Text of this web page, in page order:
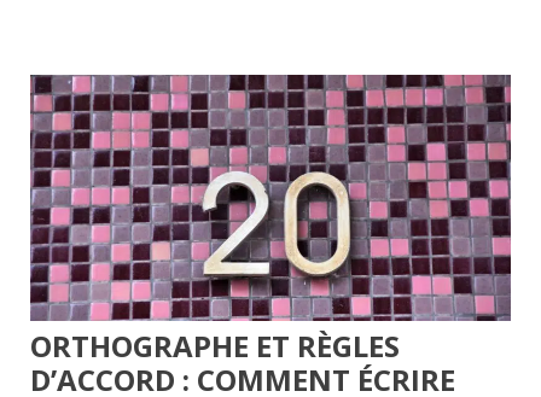
ORTHOGRAPHE ET RÈGLES
D’ACCORD : COMMENT ÉCRIRE